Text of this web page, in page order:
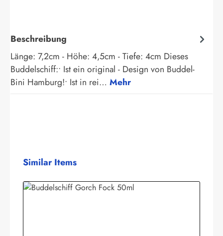
Beschreibung
Länge: 7,2cm - Höhe: 4,5cm - Tiefe: 4cm Dieses
Buddelschiff:• Ist ein original - Design von Buddel-
Bini Hamburg!• Ist in rei… Mehr
Produktgalerie überspringen
Similar Items